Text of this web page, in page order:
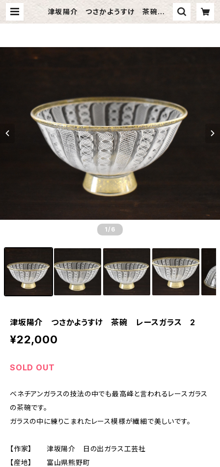
津坂陽介 つさかようすけ 茶碗 レ
1 /6
津坂陽介 つさかようすけ 茶碗 レースガラス 2
¥22,000
SOLD OUT
ベネチアンガラスの技法の中でも最高峰と言われるレースガラス
の茶碗です。
ガラスの中に練りこまれたレース模様が繊細で美しいです。
【作家】 津坂陽介 日の出ガラス工芸社
【産地】 富山県熊野町